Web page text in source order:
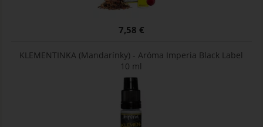
7,58 €
KLEMENTINKA (Mandarínky) - Aróma Imperia Black Label
10 ml